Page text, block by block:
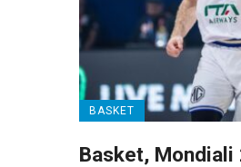
BASKET
Basket,